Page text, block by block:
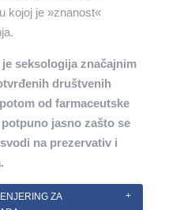
kojoj je »znanost«
seksologija značajnim
društvenih
od farmaceutske
jasno zašto se
na prezervativ i
ZA